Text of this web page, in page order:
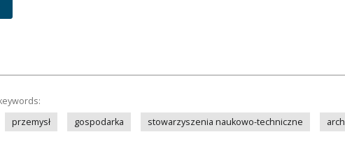
przemysł gospodarka stowarzyszenia naukowo-techniczne